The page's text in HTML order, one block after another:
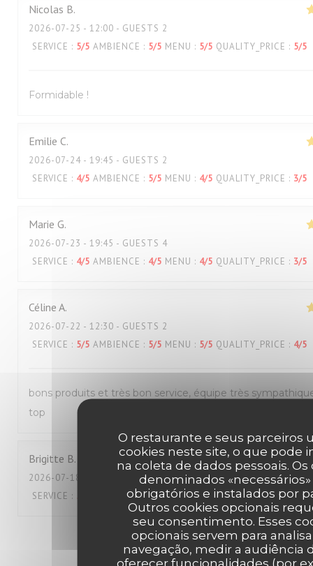
O restaurante e seus parceiros
cookies neste site, o que pode
na coleta de dados pessoais. Os
denominados «necessários»
obrigatórios e instalados por
Outros cookies opcionais
seu consentimento. Esses
opcionais servem para
navegação, medir a audiência
oferecer funcionalidades (por
Nicolas B
2026-07-25 - 12:00 - GUESTS 2
SERVICE : 5/5 AMBIENCE : 5/5 MENU : 5/5 QUALITY_PRICE : 5/5
Formidable !
Emilie C
2026-07-24 - 19:45 - GUESTS 2
SERVICE : 4/5 AMBIENCE : 5/5 MENU : 4/5 QUALITY_PRICE : 3/5
Marie G
2026-07-23 - 19:45 - GUESTS 4
SERVICE : 4/5 AMBIENCE : 4/5 MENU : 4/5 QUALITY_PRICE : 3/5
Céline A
2026-07-22 - 12:30 - GUESTS 2
SERVICE : 5/5 AMBIENCE : 5/5 MENU : 5/5 QUALITY_PRICE : 4/5
bons produits et très bon service, équipe très
top
Brigitte B
2026-07-18
- 12:00 - GUESTS 2
SERVICE : AMBIENCE: 4/5 MENU: 5/5 QUALITY_PRICE: 4/5
1 2 3